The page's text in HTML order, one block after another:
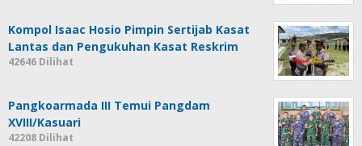
Kompol Isaac Hosio Pimpin Sertijab Kasat
Lantas dan Pengukuhan Kasat Reskrim
42646 Dilihat
Pangkoarmada III Temui Pangdam
XVIII/Kasuari
42208 Dilihat